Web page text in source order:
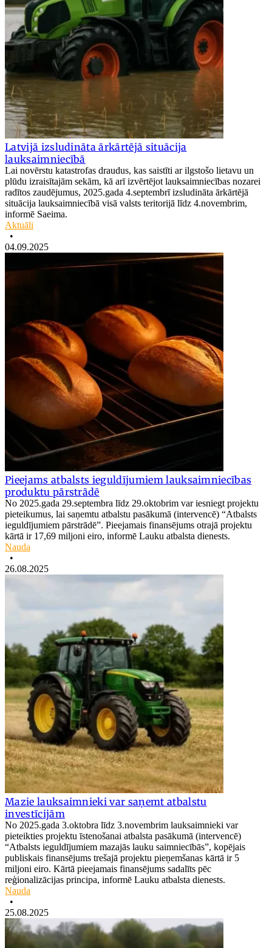
Latvijā izsludināta ārkārtējā situācija
lauksaimniecībā
Lai novērstu katastrofas draudus, kas saistīti ar ilgstošo lietavu un
plūdu izraisītajām sekām, kā arī izvērtējot lauksaimniecības nozarei
radītos zaudējumus, 2025.gada 4.septembrī izsludināta ārkārtējā
situācija lauksaimniecībā visā valsts teritorijā līdz 4.novembrim,
informē Saeima.
Aktuāli
•
04.09.2025
Pieejams atbalsts ieguldījumiem lauksaimniecības
produktu pārstrādē
No 2025.gada 29.septembra līdz 29.oktobrim var iesniegt projektu
pieteikumus, lai saņemtu atbalstu pasākumā (intervencē) “Atbalsts
ieguldījumiem pārstrādē”. Pieejamais finansējums otrajā projektu
kārtā ir 17,69 miljoni eiro, informē Lauku atbalsta dienests.
Nauda
•
26.08.2025
Mazie lauksaimnieki var saņemt atbalstu
investīcijām
No 2025.gada 3.oktobra līdz 3.novembrim lauksaimnieki var
pieteikties projektu īstenošanai atbalsta pasākumā (intervencē)
“Atbalsts ieguldījumiem mazajās lauku saimniecībās”, kopējais
publiskais finansējums trešajā projektu pieņemšanas kārtā ir 5
miljoni eiro. Kārtā pieejamais finansējums sadalīts pēc
reģionalizācijas principa, informē Lauku atbalsta dienests.
Nauda
•
25.08.2025